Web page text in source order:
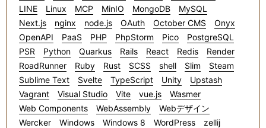
LINE
Linux MCP MinIO MongoDB
MySQL
Next.js
nginx node.js OAuth October CMS
Onyx
OpenAPI
PaaS PHP PhpStorm Pico
PostgreSQL
PSR
Python Quarkus Rails React Redis
Render
RoadRunner
Ruby Rust SCSS shell Slim
Steam
Sublime Text
Svelte TypeScript Unity
Upstash
Vagrant
Visual Studio Vite vue.js
Wasmer
Web Components
WebAssembly
Webデザイン
Wercker
Windows Windows 8 WordPress
zellij